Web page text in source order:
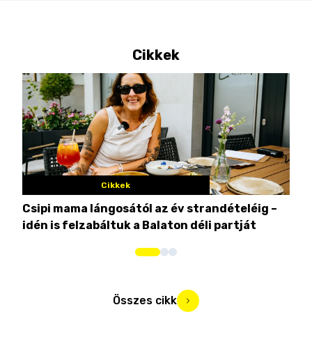
Cikkek
Cikkek
Csipi mama lángosától az év strandételéig –
idén is felzabáltuk a Balaton déli partját
Összes cikk